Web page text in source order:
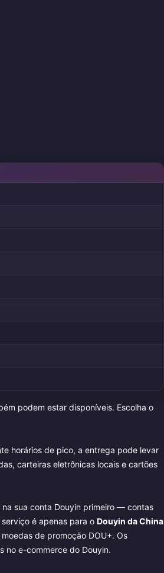
podem estar disponíveis. Escolha o
horários de pico, a entrega pode levar
carteiras eletrônicas locais e cartões
na sua conta Douyin primeiro — contas
é apenas para o Douyin da China
de promoção DOU+. Os
no e-commerce do Douyin.